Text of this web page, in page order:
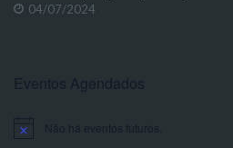
04/07/2024
Eventos Agendados
Notice Não há eventos futuros.